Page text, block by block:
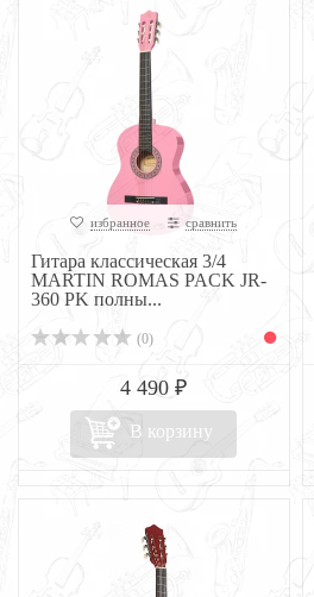
избранное сравнить
Гитара классическая 3/4
MARTIN ROMAS PACK JR-
360 PK полны...
(0)
4 490 ₽
В корзину